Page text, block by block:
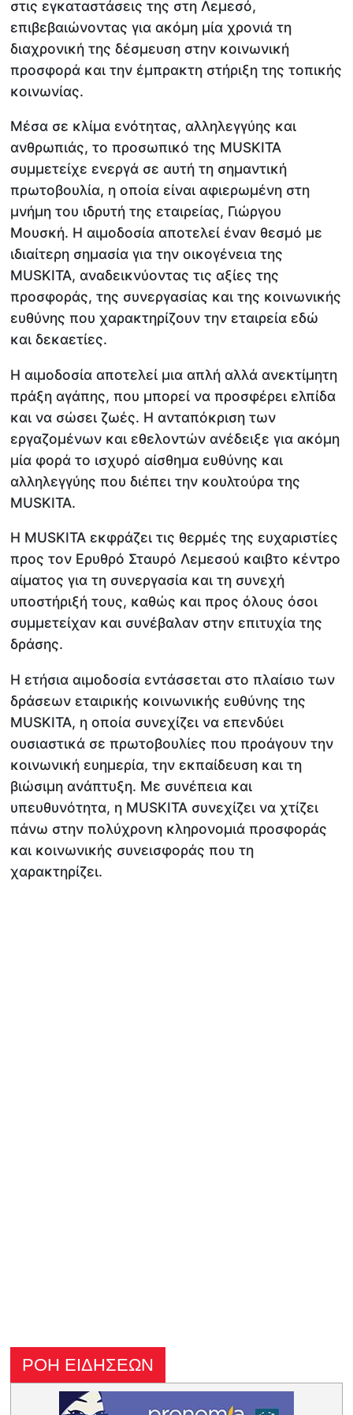
στις εγκαταστάσεις της στη Λεμεσό,
επιβεβαιώνοντας για ακόμη μία χρονιά τη
διαχρονική της δέσμευση στην κοινωνική
προσφορά και την έμπρακτη στήριξη της τοπικής
κοινωνίας.
Μέσα σε κλίμα ενότητας, αλληλεγγύης και
ανθρωπιάς, το προσωπικό της MUSKITA
συμμετείχε ενεργά σε αυτή τη σημαντική
πρωτοβουλία, η οποία είναι αφιερωμένη στη
μνήμη του ιδρυτή της εταιρείας, Γιώργου
Μουσκή. Η αιμοδοσία αποτελεί έναν θεσμό με
ιδιαίτερη σημασία για την οικογένεια της
MUSKITA, αναδεικνύοντας τις αξίες της
προσφοράς, της συνεργασίας και της κοινωνικής
ευθύνης που χαρακτηρίζουν την εταιρεία εδώ
και δεκαετίες.
Η αιμοδοσία αποτελεί μια απλή αλλά ανεκτίμητη
πράξη αγάπης, που μπορεί να προσφέρει ελπίδα
και να σώσει ζωές. Η ανταπόκριση των
εργαζομένων και εθελοντών ανέδειξε για ακόμη
μία φορά το ισχυρό αίσθημα ευθύνης και
αλληλεγγύης που διέπει την κουλτούρα της
MUSKITA.
Η MUSKITA εκφράζει τις θερμές της ευχαριστίες
προς τον Ερυθρό Σταυρό Λεμεσού καιβτο κέντρο
αίματος για τη συνεργασία και τη συνεχή
υποστήριξή τους, καθώς και προς όλους όσοι
συμμετείχαν και συνέβαλαν στην επιτυχία της
δράσης.
Η ετήσια αιμοδοσία εντάσσεται στο πλαίσιο των
δράσεων εταιρικής κοινωνικής ευθύνης της
MUSKITA, η οποία συνεχίζει να επενδύει
ουσιαστικά σε πρωτοβουλίες που προάγουν την
κοινωνική ευημερία, την εκπαίδευση και τη
βιώσιμη ανάπτυξη. Με συνέπεια και
υπευθυνότητα, η MUSKITA συνεχίζει να χτίζει
πάνω στην πολύχρονη κληρονομιά προσφοράς
και κοινωνικής συνεισφοράς που τη
χαρακτηρίζει.
ΡΟΗ ΕΙΔΗΣΕΩΝ